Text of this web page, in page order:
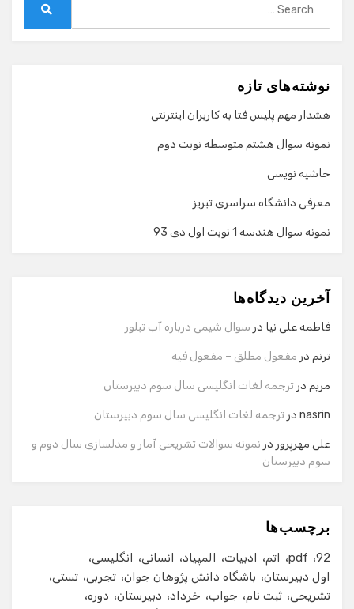
نوشته‌های تازه
هشدار مهم پلیس فتا به کاربران اینترنتی
نمونه سوال هشتم متوسطه نوبت دوم
حاشیه نویسی
معرفی دانشگاه سراسری تبریز
نمونه سوال هندسه 1 نوبت اول دی 93
آخرین دیدگاه‌ها
فاطمه علی نیا در سوال شیمی درباره آب تبلور
ترنم در مفعول مطلق – مفعول فیه
مریم در ترجمه لغات انگلیسی سال سوم دبیرستان
nasrin در ترجمه لغات انگلیسی سال سوم دبیرستان
علی مهرپرور در نمونه سوالات تشریحی آمار و مدلسازی سال دوم و
سوم دبیرستان
برچسب‌ها
92
pdf اتم ادبیات المپیاد انسانی
انگلیسی
اول دبیرستان
باشگاه دانش پژوهان جوان تجربی تستی
تشریحی ثبت نام جواب خرداد دبیرستان
دوره
گفت‌وگو با دستیار هوشمند
سلام! برای شروع گفت‌وگو لطفاً شماره تماس یا ایمیل خود را
وارد کنید.
ایمیل